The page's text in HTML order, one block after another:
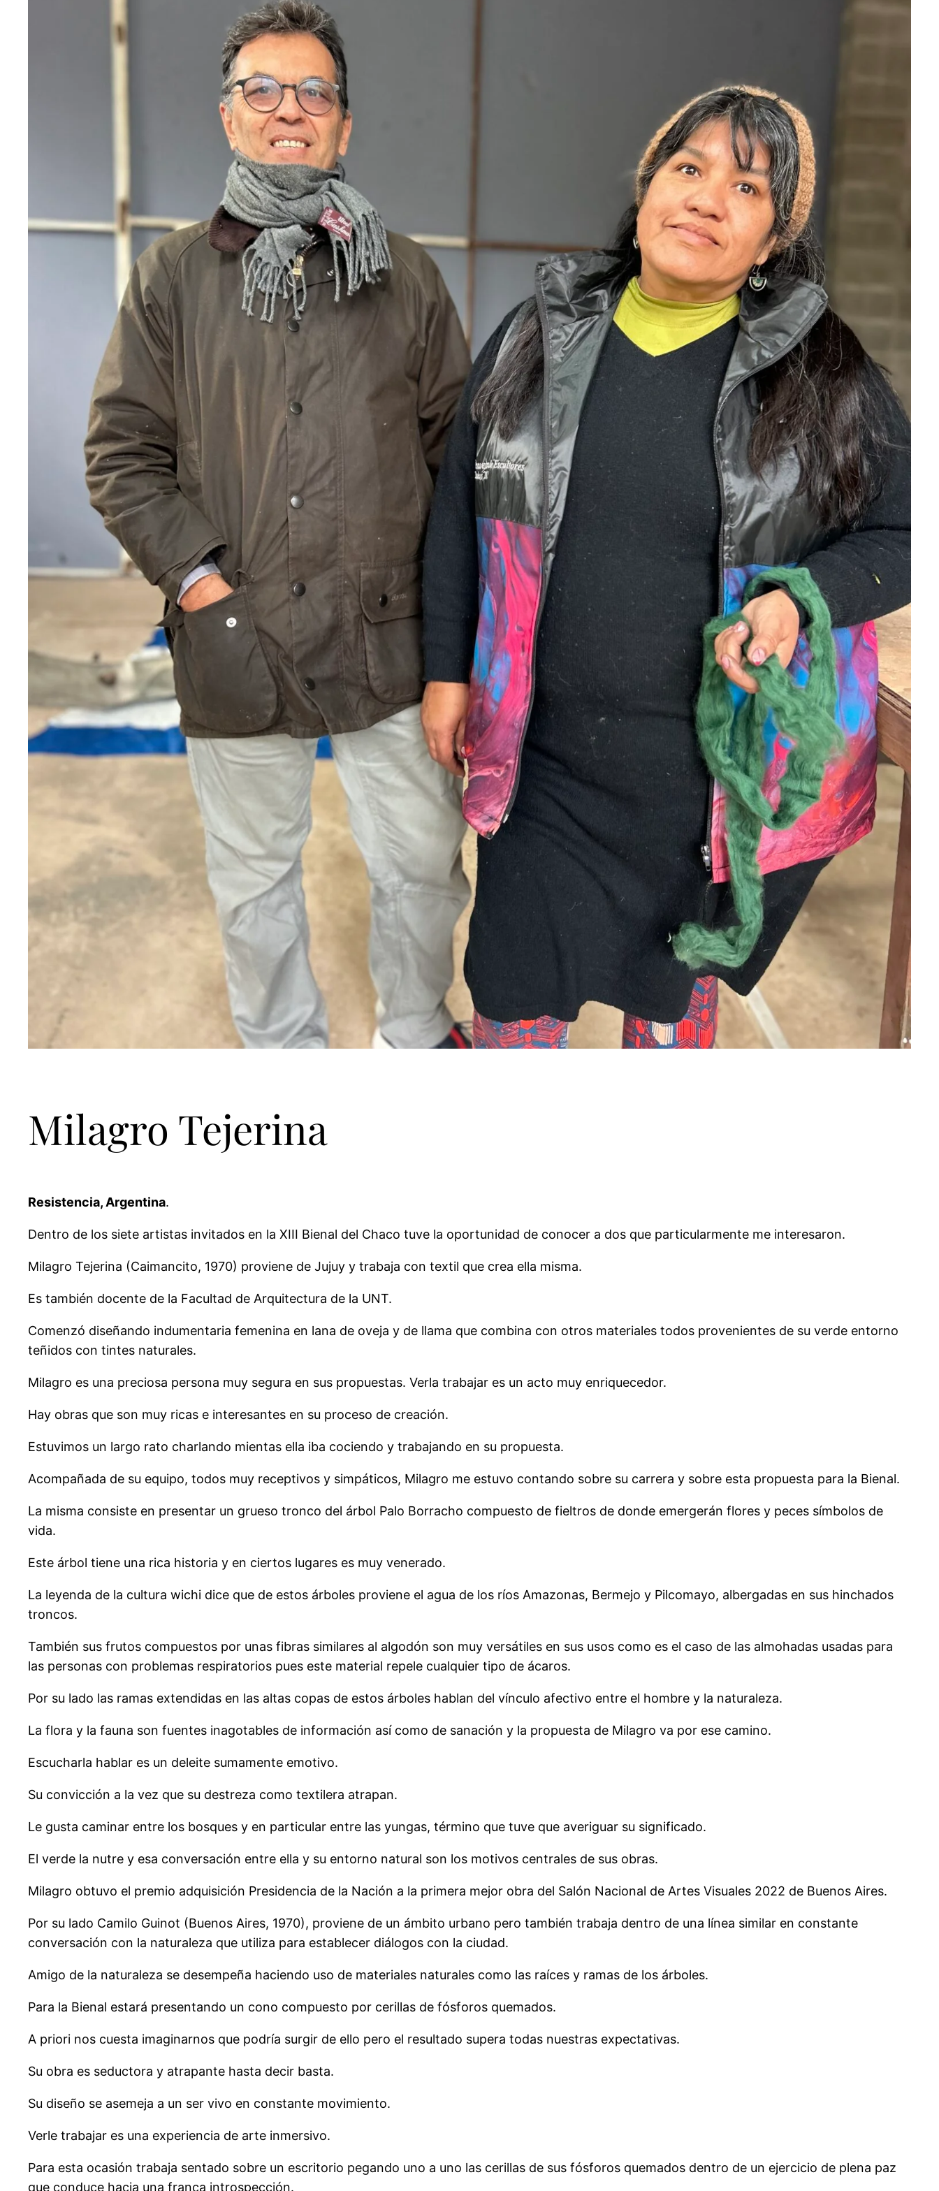
Milagro Tejerina
Resistencia, Argentina.
Dentro de los siete artistas invitados en la XIII Bienal del Chaco tuve la oportunidad de conocer a dos que particularmente me interesaron.
Milagro Tejerina (Caimancito, 1970) proviene de Jujuy y trabaja con textil que crea ella misma.
Es también docente de la Facultad de Arquitectura de la UNT.
Comenzó diseñando indumentaria femenina en lana de oveja y de llama que combina con otros materiales todos provenientes de su verde entorno
teñidos con tintes naturales.
Milagro es una preciosa persona muy segura en sus propuestas. Verla trabajar es un acto muy enriquecedor.
Hay obras que son muy ricas e interesantes en su proceso de creación.
Estuvimos un largo rato charlando mientas ella iba cociendo y trabajando en su propuesta.
Acompañada de su equipo, todos muy receptivos y simpáticos, Milagro me estuvo contando sobre su carrera y sobre esta propuesta para la Bienal.
La misma consiste en presentar un grueso tronco del árbol Palo Borracho compuesto de fieltros de donde emergerán flores y peces símbolos de
vida.
Este árbol tiene una rica historia y en ciertos lugares es muy venerado.
La leyenda de la cultura wichi dice que de estos árboles proviene el agua de los ríos Amazonas, Bermejo y Pilcomayo, albergadas en sus hinchados
troncos.
También sus frutos compuestos por unas fibras similares al algodón son muy versátiles en sus usos como es el caso de las almohadas usadas para
las personas con problemas respiratorios pues este material repele cualquier tipo de ácaros.
Por su lado las ramas extendidas en las altas copas de estos árboles hablan del vínculo afectivo entre el hombre y la naturaleza.
La flora y la fauna son fuentes inagotables de información así como de sanación y la propuesta de Milagro va por ese camino.
Escucharla hablar es un deleite sumamente emotivo.
Su convicción a la vez que su destreza como textilera atrapan.
Le gusta caminar entre los bosques y en particular entre las yungas, término que tuve que averiguar su significado.
El verde la nutre y esa conversación entre ella y su entorno natural son los motivos centrales de sus obras.
Milagro obtuvo el premio adquisición Presidencia de la Nación a la primera mejor obra del Salón Nacional de Artes Visuales 2022 de Buenos Aires.
Por su lado Camilo Guinot (Buenos Aires, 1970), proviene de un ámbito urbano pero también trabaja dentro de una línea similar en constante
conversación con la naturaleza que utiliza para establecer diálogos con la ciudad.
Amigo de la naturaleza se desempeña haciendo uso de materiales naturales como las raíces y ramas de los árboles.
Para la Bienal estará presentando un cono compuesto por cerillas de fósforos quemados.
A priori nos cuesta imaginarnos que podría surgir de ello pero el resultado supera todas nuestras expectativas.
Su obra es seductora y atrapante hasta decir basta.
Su diseño se asemeja a un ser vivo en constante movimiento.
Verle trabajar es una experiencia de arte inmersivo.
Para esta ocasión trabaja sentado sobre un escritorio pegando uno a uno las cerillas de sus fósforos quemados dentro de un ejercicio de plena paz
que conduce hacia una franca introspección.